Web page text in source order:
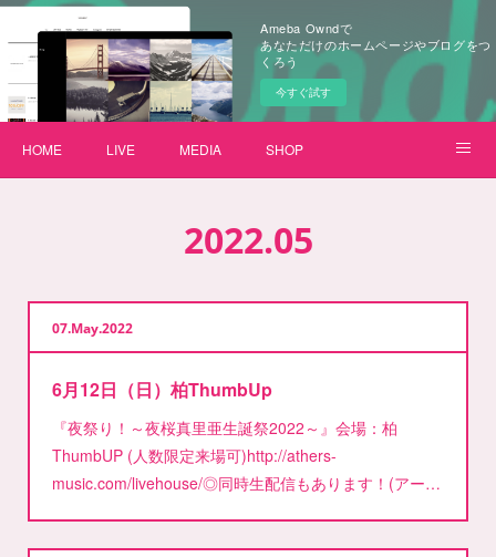
Ameba Owndで
あなただけのホームページやブログをつ
くろう
今すぐ試す
HOME LIVE MEDIA SHOP
2022.05
07 May2022
6月12日（日）柏ThumbUp
『夜祭り！～夜桜真里亜生誕祭2022～』会場：柏
ThumbUP (人数限定来場可)http://athers-
music.com/livehouse/◎同時生配信もあります！(アー…